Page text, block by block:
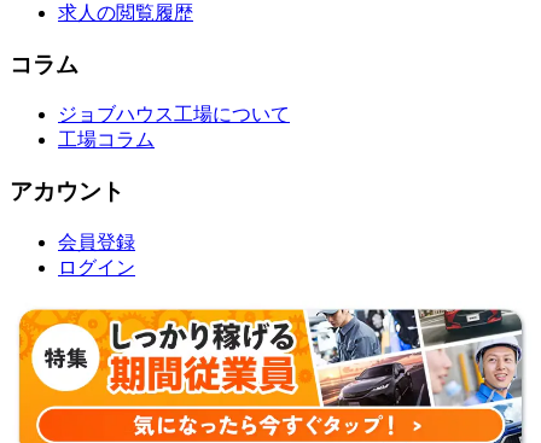
求人の閲覧履歴
コラム
ジョブハウス工場について
工場コラム
アカウント
会員登録
ログイン